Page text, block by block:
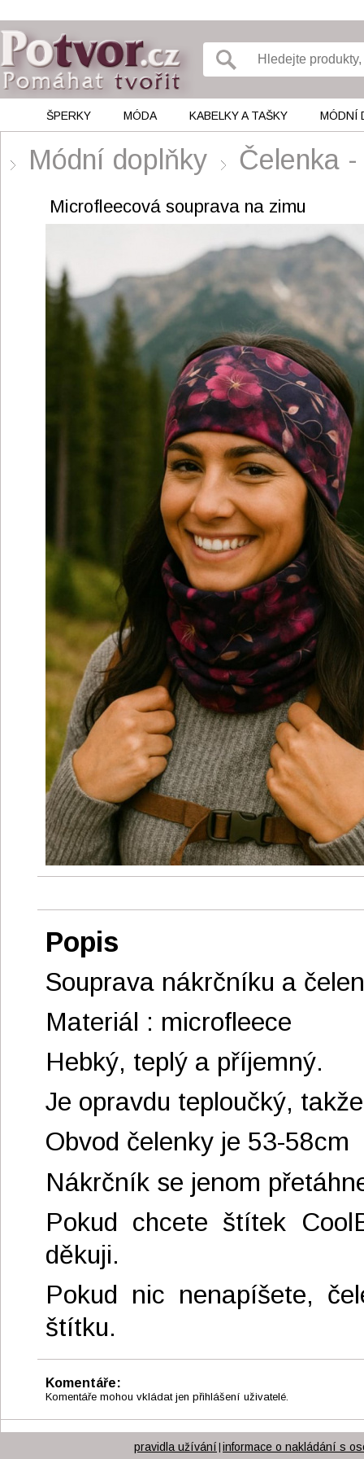
ŠPERKY MÓDA KABELKY A TAŠKY MÓDNÍ
Módní doplňky Čelenka
Microfleecová souprava na zimu
Popis
Souprava nákrčníku a
Materiál : microfleece
Hebký, teplý a příjemný.
Je opravdu teploučký,
Obvod čelenky je 53-58cm
Nákrčník se jenom
Pokud chcete štítek
děkuji.
Pokud nic nenapíšete,
štítku.
Komentáře:
Komentáře mohou vkládat jen přihlášení uživatelé.
pravidla užívání | informace o nakládání s